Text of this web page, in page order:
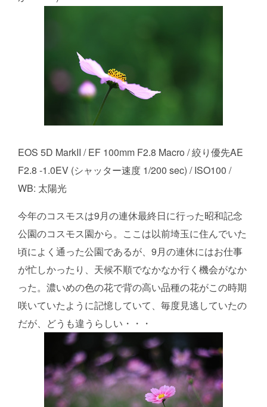
EOS 5D MarkII / EF 100mm F2.8 Macro / 絞り優先AE
F2.8 -1.0EV (シャッター速度 1/200 sec) / ISO100 /
WB: 太陽光
今年のコスモスは9月の連休最終日に行った昭和記念
公園のコスモス園から。ここは以前埼玉に住んでいた
頃によく通った公園であるが、9月の連休にはお仕事
が忙しかったり、天候不順でなかなか行く機会がなか
った。濃いめの色の花で背の高い品種の花がこの時期
咲いていたように記憶していて、毎度見逃していたの
だが、どうも違うらしい・・・